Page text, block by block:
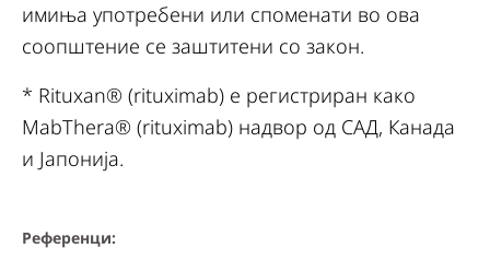
имиња употребени или споменати во ова
соопштение се заштитени со закон.
* Rituxan® (rituximab) е регистриран како
MabThera® (rituximab) надвор од САД, Канада
и Јапонија.
Референци: